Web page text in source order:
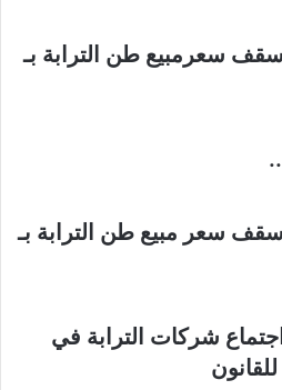
سعرمبيع طن الترابة بـ
سعر مبيع طن الترابة بـ
شركات الترابة في